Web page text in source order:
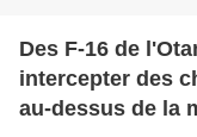
Des F-16 de
intercepter des
au-dessus de la